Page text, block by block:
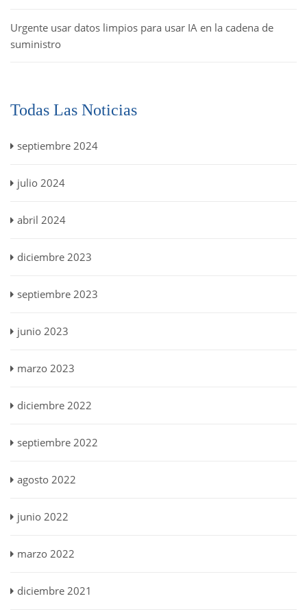
Urgente usar datos limpios para usar IA en la cadena de
suministro
Todas Las Noticias
septiembre 2024
julio 2024
abril 2024
diciembre 2023
septiembre 2023
junio 2023
marzo 2023
diciembre 2022
septiembre 2022
agosto 2022
junio 2022
marzo 2022
diciembre 2021